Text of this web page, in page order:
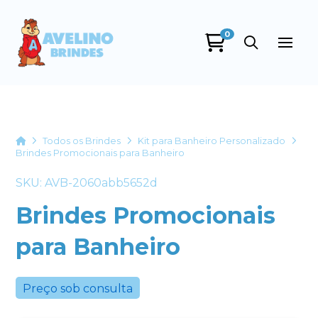
0
HomeTodos os Brindes
Kit para Banheiro Personalizado
Brindes Promocionais para Banheiro
SKU: AVB-2060abb5652d
Brindes Promocionais
para Banheiro
Preço sob consulta
+55